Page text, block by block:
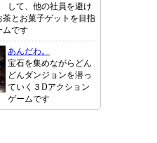
して、他の社員を避け
とお菓子ゲットを目指
ムです
あんだわ。
宝石を集めながらどん
どんダンジョンを潜っ
ていく３Dアクション
ゲームです